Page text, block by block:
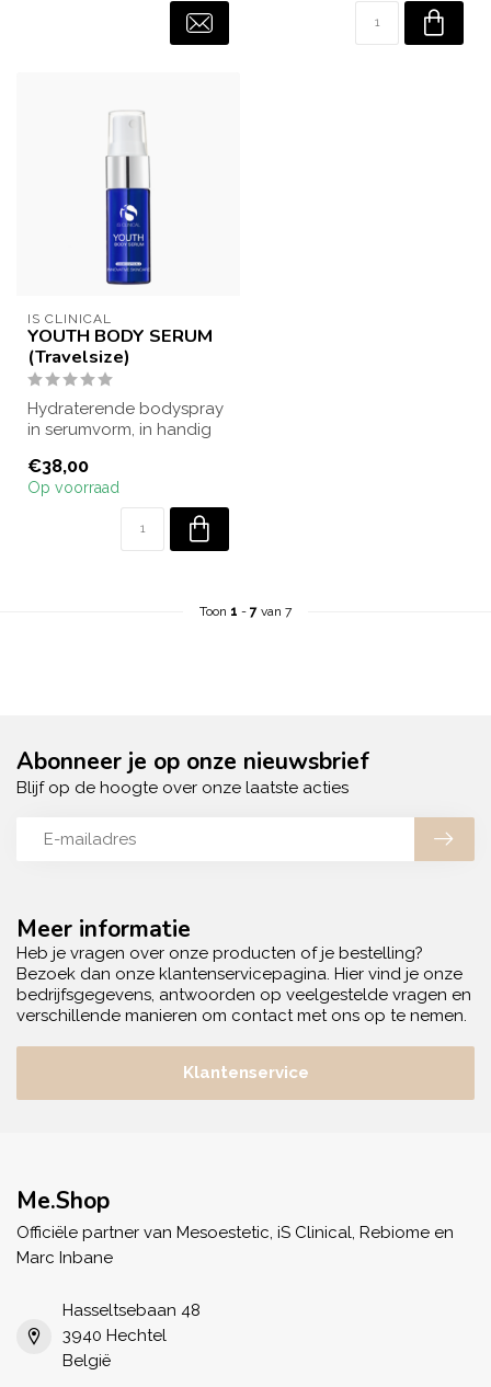
IS CLINICAL
YOUTH BODY SERUM
(Travelsize)
Hydraterende bodyspray
in serumvorm, in handig
verzacht...
€38,00
Op voorraad
Toon 1 - 7 van 7
Meer informatie
Heb je vragen over onze producten of je bestelling?
Bezoek dan onze klantenservicepagina. Hier vind je onze
bedrijfsgegevens, antwoorden op veelgestelde vragen en
verschillende manieren om contact met ons op te nemen.
Klantenservice
Abonneer je op onze nieuwsbrief
Blijf op de hoogte over onze laatste acties
Me.Shop
Officiële partner van Mesoestetic, iS Clinical, Rebiome en
Marc Inbane
Hasseltsebaan 48
3940 Hechtel
België